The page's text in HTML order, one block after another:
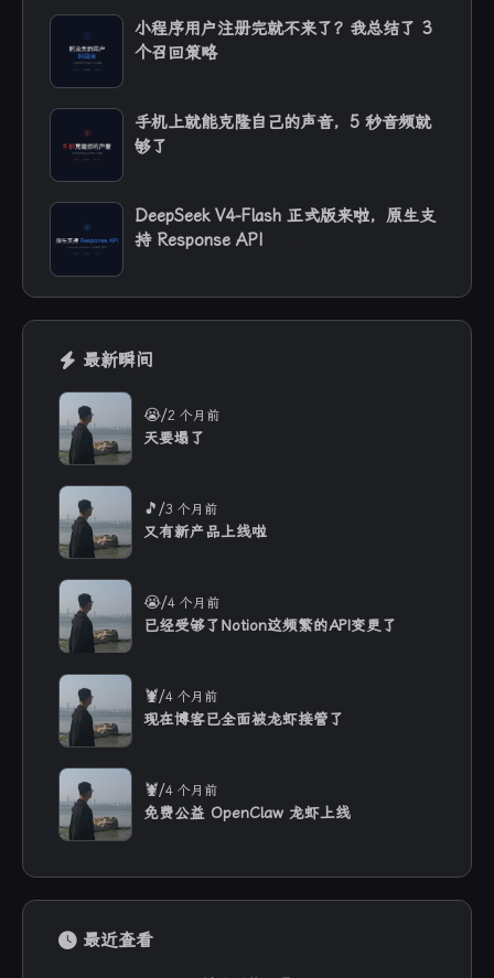
小程序用户注册完就不来了？我总结了 3
个召回策略
手机上就能克隆自己的声音，5 秒音频就
够了
DeepSeek V4-Flash 正式版来啦，原生支
持 Response API
最新瞬间
😭/2 个月前
天要塌了
🎵/3 个月前
又有新产品上线啦
😭/4 个月前
已经受够了Notion这频繁的API变更了
🦞/4 个月前
现在博客已全面被龙虾接管了
🦞/4 个月前
免费公益 OpenClaw 龙虾上线
最近查看